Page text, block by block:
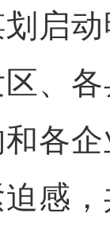
启
、
各
感